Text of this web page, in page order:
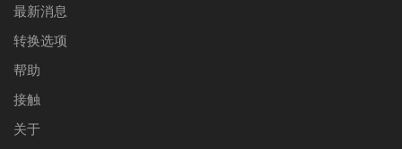
最新消息
转换选项
帮助
接触
关于